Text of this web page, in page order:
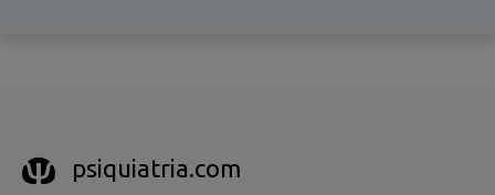
psiquiatria.com